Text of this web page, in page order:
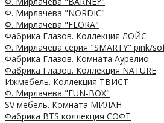
Ф. Мирлачева "NORDIC"
Ф. Мирлачева "FLORA"
Фабрика Глазов. Коллекция ЛОЙС
Ф. Мирлачева серия "SMARTY" pink/
Фабрика Глазов. Комната Аурелио
Фабрика Глазов. Коллекция NATURE
Ижмебель. Коллекция ТВИСТ
Ф. Мирлачева "FUN-BOX"
SV мебель. Комната МИЛАН
Фабрика BTS коллекция СОФТ